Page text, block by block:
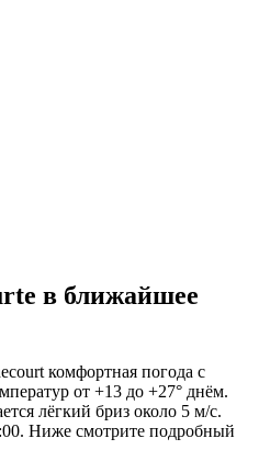
в ближайшее
комфортная погода с
от +13 до +27° днём.
лёгкий бриз около 5 м/с.
Ниже смотрите подробный